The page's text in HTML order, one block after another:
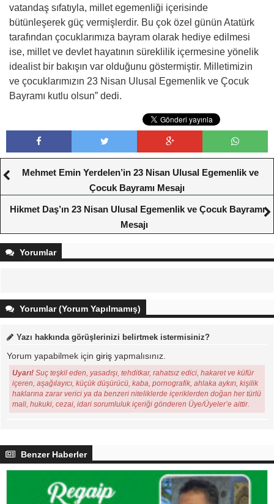
vatandaş sıfatıyla, millet egemenliği içerisinde
bütünleşerek güç vermişlerdir. Bu çok özel günün Atatürk
tarafından çocuklarımıza bayram olarak hediye edilmesi
ise, millet ve devlet hayatının süreklilik içermesine yönelik
idealist bir bakışın var olduğunu göstermiştir. Milletimizin
ve çocuklarımızın 23 Nisan Ulusal Egemenlik ve Çocuk
Bayramı kutlu olsun” dedi.
Mehmet Emin Yerdelen’in 23 Nisan Ulusal Egemenlik ve
Çocuk Bayramı Mesajı
Hikmet Daş’ın 23 Nisan Ulusal Egemenlik ve Çocuk Bayramı
Mesajı
Yorumlar
Yorumlar (Yorum Yapılmamış)
Yazı hakkında görüşlerinizi belirtmek istermisiniz?
Yorum yapabilmek için giriş yapmalısınız.
Uyarı! Suç teşkil eden, yasadışı, tehditkar, rahatsız edici, hakaret ve küfür
içeren, aşağılayıcı, küçük düşürücü, kaba, pornografik, ahlaka aykırı, kişilik
haklarına zarar verici ya da benzeri niteliklerde içeriklerden doğan her türlü
mali, hukuki, cezai, idari sorumluluk içeriği gönderen Üye/Üyeler’e aittir.
Benzer Haberler